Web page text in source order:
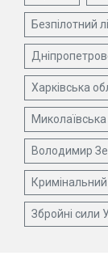
Безпілотний
Харківська
Володимир
Збройні сили